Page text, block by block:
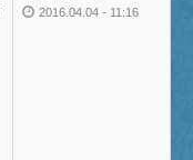
2016.04.04 - 11:16